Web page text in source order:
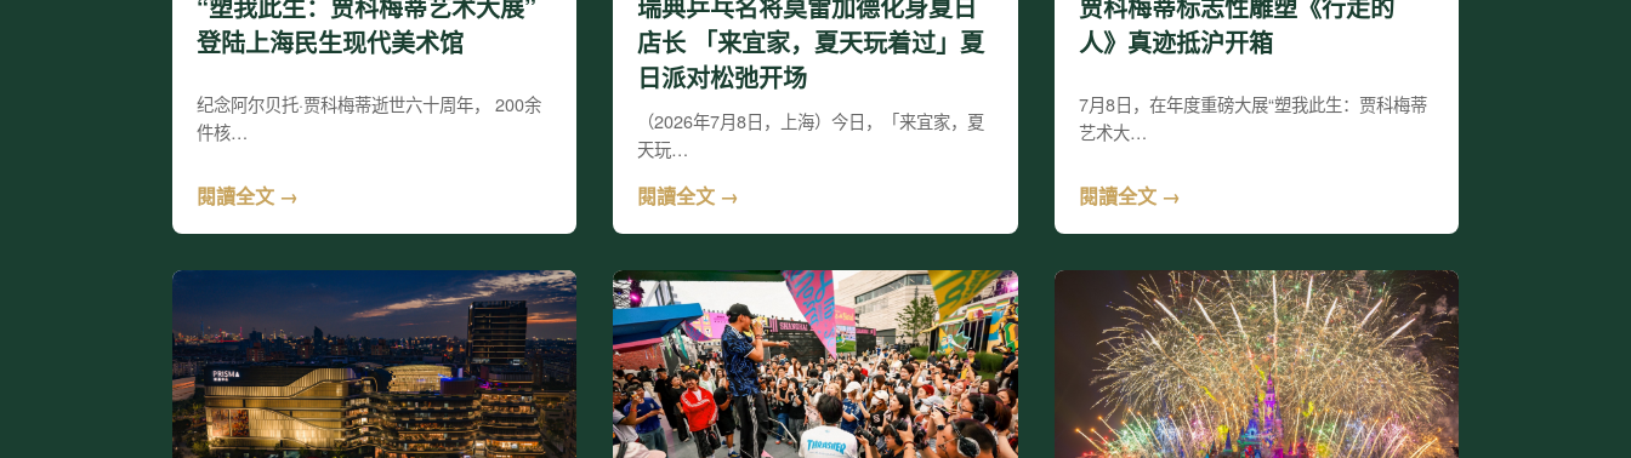
登陆上海民生现代美术馆
纪念阿尔贝托·贾科梅蒂逝世六十周年， 200余
件核…
閱讀全文 →
店长 「来宜家，夏天玩着过」夏
日派对松弛开场
（2026年7月8日，上海）今日，「来宜家，夏
天玩…
閱讀全文 →
人》真迹抵沪开箱
7月8日，在年度重磅大展“塑我此生：贾科梅蒂
艺术大…
閱讀全文 →